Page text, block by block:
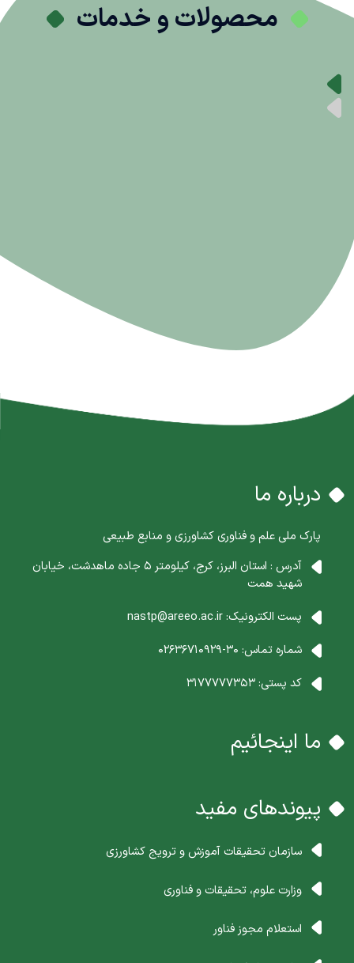
محصولات و خدمات
درباره ما
پارک ملی علم و فناوری کشاورزی و منابع طبیعی
آدرس : استان البرز، کرج، کیلومتر 5 جاده ماهدشت، خیابان
شهید همت
پست الکترونیک:nastp@areeo.ac.ir
شماره تماس: 30-02636710929
کد پستی:3177777353
ما اینجائیم
پیوندهای مفید
سازمان تحقیقات آموزش و ترویج کشاورزی
وزارت علوم، تحقیقات و فناوری
استعلام مجوز فناور